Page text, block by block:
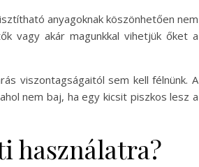
anyagoknak köszönhetően nem
vagy akár magunkkal vihetjük őket a
viszontagságaitól sem kell félnünk. A
nem baj, ha egy kicsit piszkos lesz a
használatra?